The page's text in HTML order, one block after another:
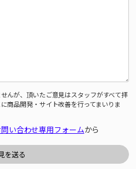
んが、頂いたご意見はスタッフがすべて拝
商品開発・サイト改善を行ってまいりま
問い合わせ専用フォームから